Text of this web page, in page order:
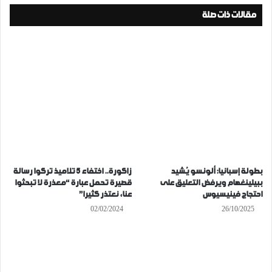
مقالات ذات صلة
بطولة إسبانيا: ألونسو يُشيد
ببيلينغهام ويرفض التعليق على
احتجاج فينيسيوس
26/10/2025
زاكورة.. اختفاء 5 تلاميذ تركوا رسالة
قصيرة تحمل عبارة “معذرة لا تبحثوا
عنا، نعتذر كثيرا”
02/02/2024